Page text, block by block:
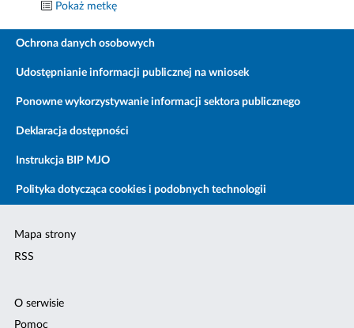
Pokaż metkę
Ochrona danych osobowych
Udostępnianie informacji publicznej na wniosek
Ponowne wykorzystywanie informacji sektora publicznego
Deklaracja dostępności
Instrukcja BIP MJO
Polityka dotycząca cookies i podobnych technologii
Mapa strony
RSS
O serwisie
Pomoc